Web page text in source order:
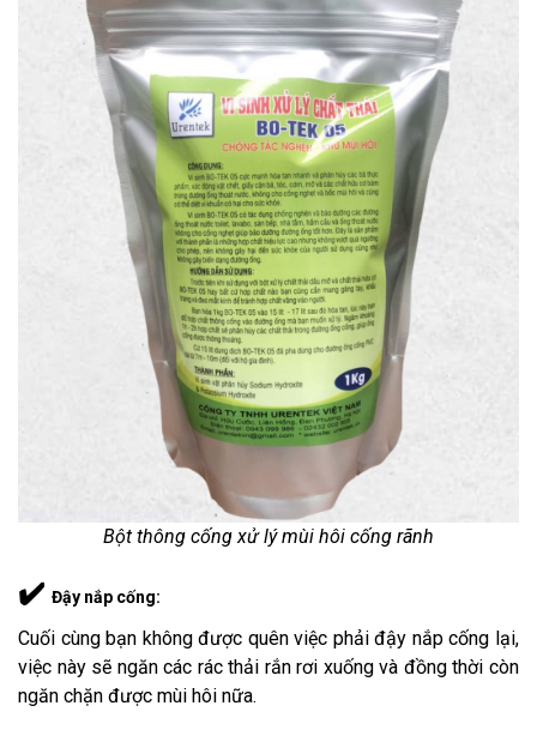
Bột thông cống xử lý mùi hôi cống rãnh
✔️ Đậy nắp cống:
Cuối cùng bạn không được quên việc phải đậy nắp cống lại,
việc này sẽ ngăn các rác thải rắn rơi xuống và đồng thời còn
ngăn chặn được mùi hôi nữa.